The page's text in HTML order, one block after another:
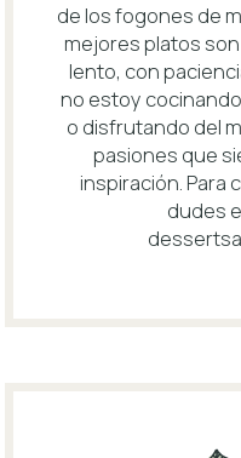
de los fogones de
mejores platos
lento, con
no estoy
o disfrutando del
pasiones que
inspiración. Para
dudes